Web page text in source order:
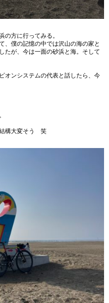
の方に行ってみる。
、僕の記憶の中では沢山の海の家と
たが、今は一面の砂浜と海。そして
オンシステムの代表と話したら、今
結構大変そう 笑